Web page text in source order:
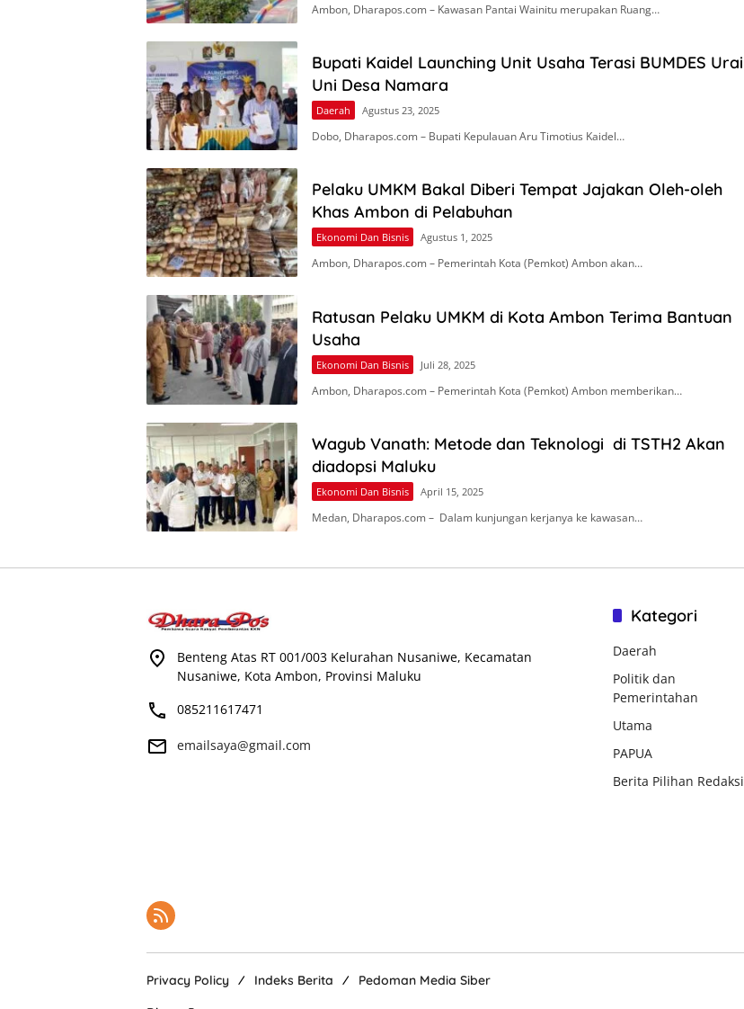
Ambon, Dharapos.com – Kawasan Pantai Wainitu merupakan Ruang…
Bupati Kaidel Launching Unit Usaha Terasi BUMDES Urai
Uni Desa Namara
Daerah Agustus 23, 2025
Dobo, Dharapos.com – Bupati Kepulauan Aru Timotius Kaidel…
Pelaku UMKM Bakal Diberi Tempat Jajakan Oleh-oleh
Khas Ambon di Pelabuhan
Ekonomi Dan Bisnis Agustus 1, 2025
Ambon, Dharapos.com – Pemerintah Kota (Pemkot) Ambon akan…
Ratusan Pelaku UMKM di Kota Ambon Terima Bantuan
Usaha
Ekonomi Dan Bisnis Juli 28, 2025
Ambon, Dharapos.com – Pemerintah Kota (Pemkot) Ambon memberikan…
Wagub Vanath: Metode dan Teknologi di TSTH2 Akan
diadopsi Maluku
Ekonomi Dan Bisnis April 15, 2025
Medan, Dharapos.com – Dalam kunjungan kerjanya ke kawasan…
Benteng Atas RT 001/003 Kelurahan Nusaniwe, Kecamatan
Nusaniwe, Kota Ambon, Provinsi Maluku
085211617471
emailsaya@gmail.com
Kategori
Daerah
Politik dan
Pemerintahan
Utama
PAPUA
Berita Pilihan Redaksi
Privacy Policy Indeks Berita
Pedoman Media Siber